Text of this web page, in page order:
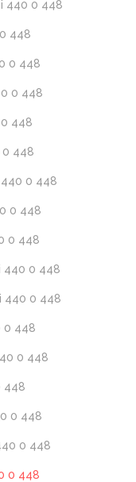
440 0 448
448
0 448
0 448
448
0 448
0 448
0 448
0 448
440 0 448
440 0 448
0 448
0 448
448
0 448
0 448
0 448